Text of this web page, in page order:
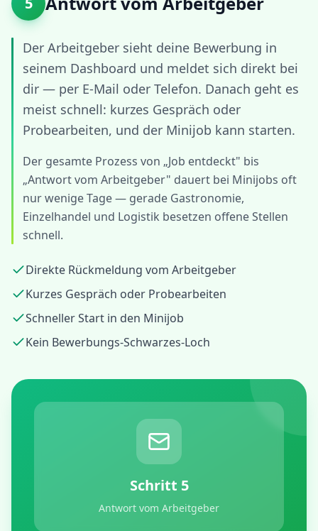
Der Arbeitgeber sieht deine Bewerbung in
seinem Dashboard und meldet sich direkt bei
dir — per E-Mail oder Telefon. Danach geht es
meist schnell: kurzes Gespräch oder
Probearbeiten, und der Minijob kann starten.
Der gesamte Prozess von „Job entdeckt" bis
„Antwort vom Arbeitgeber" dauert bei Minijobs oft
nur wenige Tage — gerade Gastronomie,
Einzelhandel und Logistik besetzen offene Stellen
schnell.
Direkte Rückmeldung vom Arbeitgeber
Kurzes Gespräch oder Probearbeiten
Schneller Start in den Minijob
Kein Bewerbungs-Schwarzes-Loch
Schritt 5
Antwort vom Arbeitgeber